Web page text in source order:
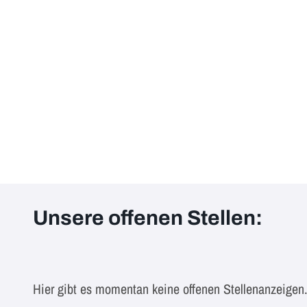
Unsere offenen Stellen:
Hier gibt es momentan keine offenen Stellenanzeigen.